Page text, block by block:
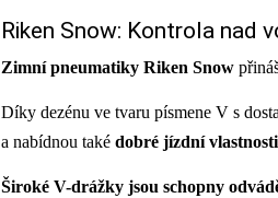
Riken Snow: Kontrola nad
Zimní pneumatiky Riken Snow
Díky dezénu ve tvaru písmene V s
a nabídnou také dobré jízdní vlastnosti
Široké V-drážky jsou schopny